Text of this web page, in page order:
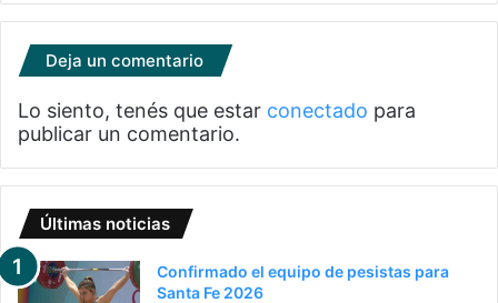
Deja un comentario
Lo siento, tenés que estar conectado para
publicar un comentario.
Últimas noticias
Confirmado el equipo de pesistas para
Santa Fe 2026